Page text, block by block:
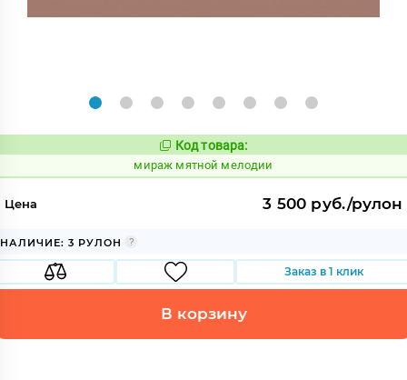
Код:
992173
Код товара:
мираж мятной мелодии
Цена 3 500 руб./рулон
НАЛИЧИЕ: 3 РУЛОН
Заказ в 1 клик
В корзину